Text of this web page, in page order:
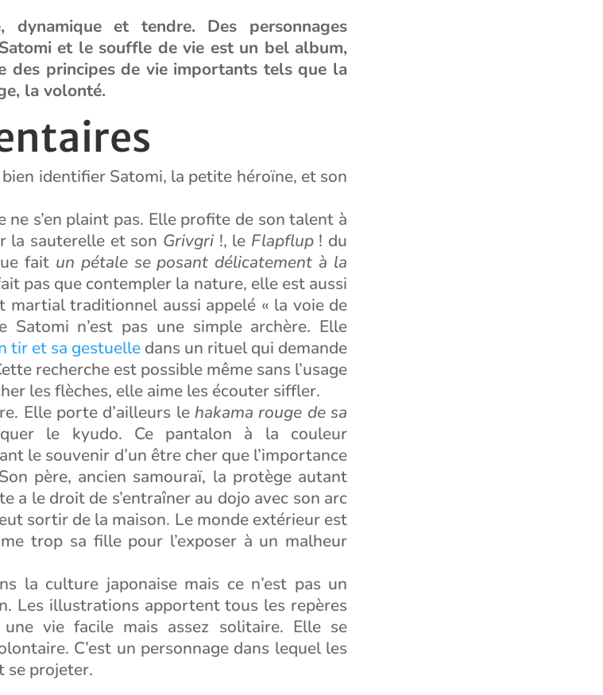
dynamique et tendre. Des personnages
et le souffle de vie est un bel album,
des principes de vie importants tels que la
la volonté.
identifier Satomi, la petite héroïne, et son
s’en plaint pas. Elle profite de son talent à
la sauterelle et son Grivgri!, le Flapflup! du
fait un pétale se posant délicatement à la
pas que contempler la nature, elle est aussi
martial traditionnel aussi appelé « la voie de
Satomi n’est pas une simple archère. Elle
tir et sa gestuelle dans un rituel qui demande
recherche est possible même sans l’usage
les flèches, elle aime les écouter siffler.
Elle porte d’ailleurs le hakama rouge de sa
le kyudo. Ce pantalon à la couleur
le souvenir d’un être cher que l’importance
père, ancien samouraï, la protège autant
a le droit de s’entraîner au dojo avec son arc
sortir de la maison. Le monde extérieur est
trop sa fille pour l’exposer à un malheur
la culture japonaise mais ce n’est pas un
Les illustrations apportent tous les repères
une vie facile mais assez solitaire. Elle se
C’est un personnage dans lequel les
se projeter.